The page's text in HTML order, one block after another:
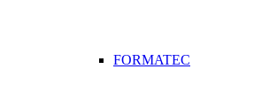
FORMATEC